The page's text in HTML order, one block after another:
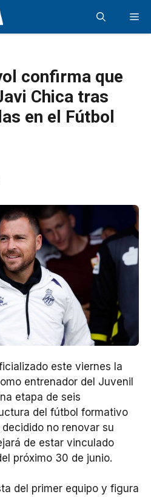
confirma que
Chica tras
en el Fútbol
este viernes la
entrenador del Juvenil
etapa de seis
del fútbol formativo
no renovar su
de estar vinculado
próximo 30 de junio.
del primer equipo y figura